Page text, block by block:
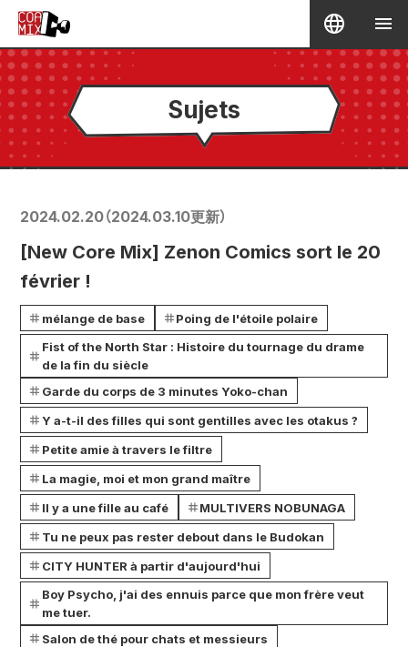
Sujets
2024.02.20（2024.03.10更新）
[New Core Mix] Zenon Comics sort le 20
février !
mélange de base
Poing de l'étoile polaire
Fist of the North Star : Histoire du tournage du drame
de la fin du siècle
Garde du corps de 3 minutes Yoko-chan
Y a-t-il des filles qui sont gentilles avec les otakus ?
Petite amie à travers le filtre
La magie, moi et mon grand maître
Il y a une fille au café
MULTIVERS NOBUNAGA
Tu ne peux pas rester debout dans le Budokan
CITY HUNTER à partir d'aujourd'hui
Boy Psycho, j'ai des ennuis parce que mon frère veut
me tuer.
Salon de thé pour chats et messieurs